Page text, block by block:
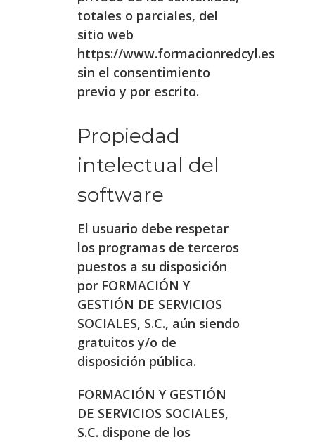
totales o parciales, del
sitio web
https://www.formacionredcyl.es
sin el consentimiento
previo y por escrito.
Propiedad
intelectual del
software
El usuario debe respetar
los programas de terceros
puestos a su disposición
por FORMACIÓN Y
GESTIÓN DE SERVICIOS
SOCIALES, S.C., aún siendo
gratuitos y/o de
disposición pública.
FORMACIÓN Y GESTIÓN
DE SERVICIOS SOCIALES,
S.C. dispone de los